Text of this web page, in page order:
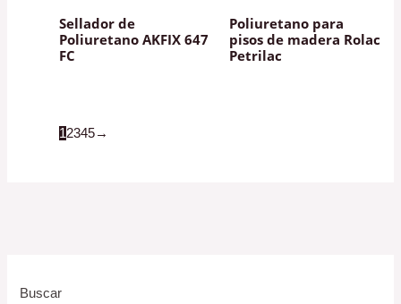
Buscar
Sellador de
Poliuretano AKFIX 647
FC
Poliuretano para
pisos de madera Rolac
Petrilac
12345→